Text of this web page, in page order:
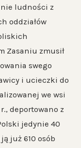
ludności z
oddziałów
Zasaniu zmusił
swego
i ucieczki do
we wsi
deportowano z
jedynie 40
już 610 osób